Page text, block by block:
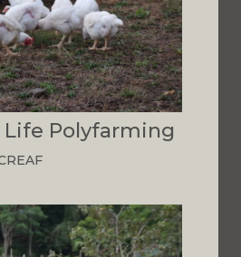
Life Polyfarming